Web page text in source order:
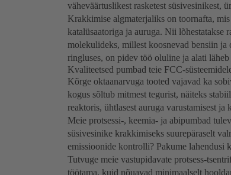
väheväärtuslikest rasketest süsivesinikest,
Krakkimise algmaterjaliks on toornafta,
katalüsaatoriga ja auruga. Nii lõhestatakse
molekulideks, millest koosnevad bensiin
ringluses, on pidev töö oluline ja alati
Kvaliteetsed pumbad teie FCC-
Kõrge oktaanarvuga tooted vajavad ka
kogus sõltub mitmest tegurist, näiteks
reaktoris, ühtlasest auruga varustamisest ja
Meie protsessi-, keemia- ja abipumbad
süsivesinike krakkimiseks suurepäraselt
emissioonide kontrolli? Pakume lahendusi
Tutvuge meie vastupidavate protsess-
töötama, kuid nõuavad minimaalselt